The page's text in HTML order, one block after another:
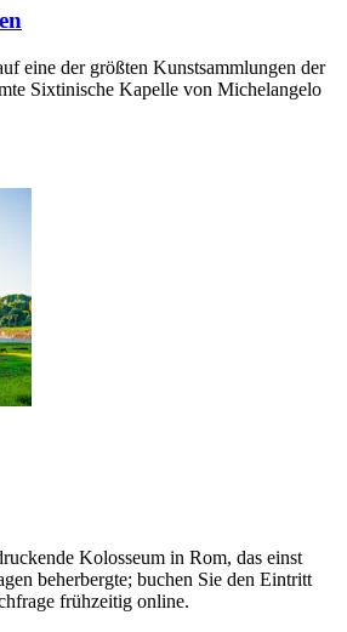
eine der größten Kunstsammlungen der
Sixtinische Kapelle von Michelangelo
Kolosseum in Rom, das einst
beherbergte; buchen Sie den Eintritt
frühzeitig online.